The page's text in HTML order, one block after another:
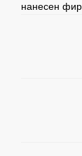
нанесен